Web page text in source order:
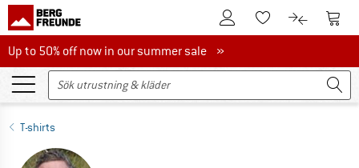
Till kundkontotTill minneslistan.
Till Till
Up to 50% off now in our summer sale
Up to 50% off now in our summer sale »
T-shirts